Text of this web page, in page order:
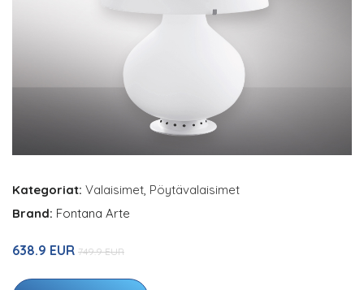
Kategoriat: Valaisimet, Pöytävalaisimet
Brand: Fontana Arte
638.9 EUR 749.9 EUR